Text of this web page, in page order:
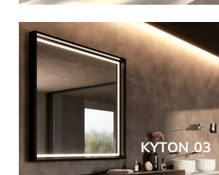
KYTON 03